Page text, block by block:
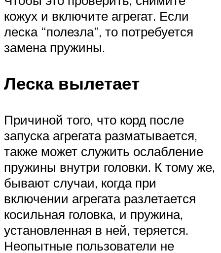
кожух и включите агрегат. Если
леска “полезла”, то потребуется
замена пружины.
Леска вылетает
Причиной того, что корд после
запуска агрегата разматывается,
также может служить ослабление
пружины внутри головки. К тому же,
бывают случаи, когда при
включении агрегата разлетается
косильная головка, и пружина,
установленная в ней, теряется.
Неопытные пользователи не